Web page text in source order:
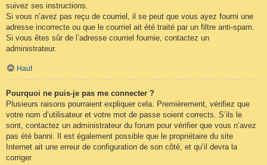
suivez ses instructions.
Si vous n’avez pas reçu de courriel, il se peut que vous ayez fourni une
adresse incorrecte ou que le courriel ait été traité par un filtre anti-spam.
Si vous êtes sûr de l’adresse courriel fournie, contactez un
administrateur.
Haut
Pourquoi ne puis-je pas me connecter ?
Plusieurs raisons pourraient expliquer cela. Premièrement, vérifiez que
votre nom d’utilisateur et votre mot de passe soient corrects. S’ils le
sont, contactez un administrateur du forum pour vérifier que vous n’avez
pas été banni. Il est également possible que le propriétaire du site
Internet ait une erreur de configuration de son côté, et qu’il devra la
corriger.